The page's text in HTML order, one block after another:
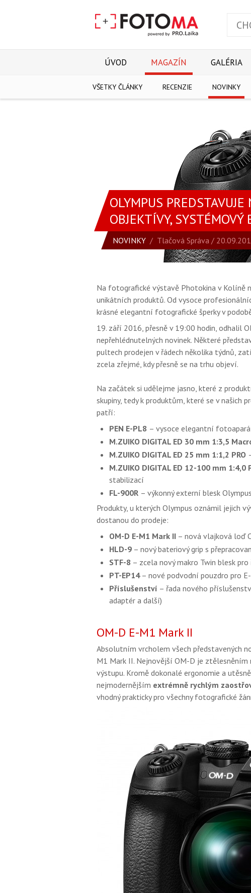
ÚVOD MAGAZÍN
VŠETKY ČLÁNKY RECENZIE NOVINKY
GALÉRIA
OLYMPUS PREDSTAVUJE
OBJEKTÍVY, SYSTÉMOVÝ
NOVINKY/ Tlačová Správa /
Na fotografické výstavě Photokina v Kolíně
unikátních produktů. Od vysoce
krásné elegantní fotografické šperky v
19. září 2016, přesně v 19:00 hodin, odhalil
nepřehlédnutelných novinek. Některé
pultech prodejen v řádech několika týdnů,
zcela zřejmé, kdy přesně se na trhu objeví.
Na začátek si udělejme jasno, které z
skupiny, tedy k produktům, které se v našich
patří:
PEN E-PL8 – vysoce elegantní
M.ZUIKO DIGITAL ED 30 mm 1:3,5
M.ZUIKO DIGITAL ED 25 mm 1:1,2 PRO
M.ZUIKO DIGITAL ED 12-100 mm 1:4,0
stabilizací
FL-900R – výkonný externí blesk Olympus
Produkty, u kterých Olympus oznámil jejich
dostanou do prodeje:
OM-D E-M1 Mark II – nová vlajková loď
HLD-9 – nový bateriový grip s
STF-8 – zcela nový makro Twin blesk
PT-EP14– nové podvodní pouzdro pro
Příslušenství – řada nového
adaptér a další)
OM-D E-M1 Mark II
Absolutním vrcholem všech představených
M1 Mark II. Nejnovější OM-D je
výstupu. Kromě dokonalé ergonomie a
nejmodernějším extrémně rychlým
vhodný prakticky pro všechny fotografické